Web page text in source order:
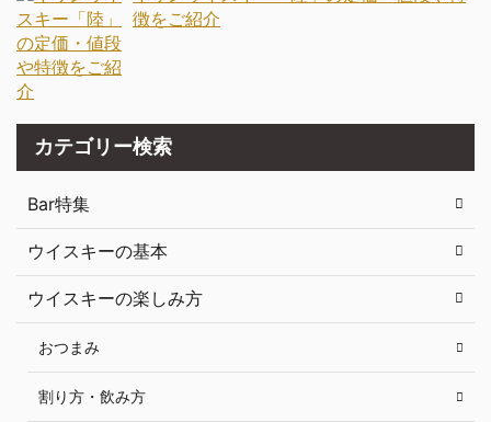
徴をご紹介
カテゴリー検索
Bar特集
ウイスキーの基本
ウイスキーの楽しみ方
おつまみ
割り方・飲み方